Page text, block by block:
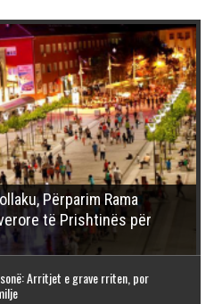
Përparim Rama
të Prishtinës për
Arritjet e grave rriten, por